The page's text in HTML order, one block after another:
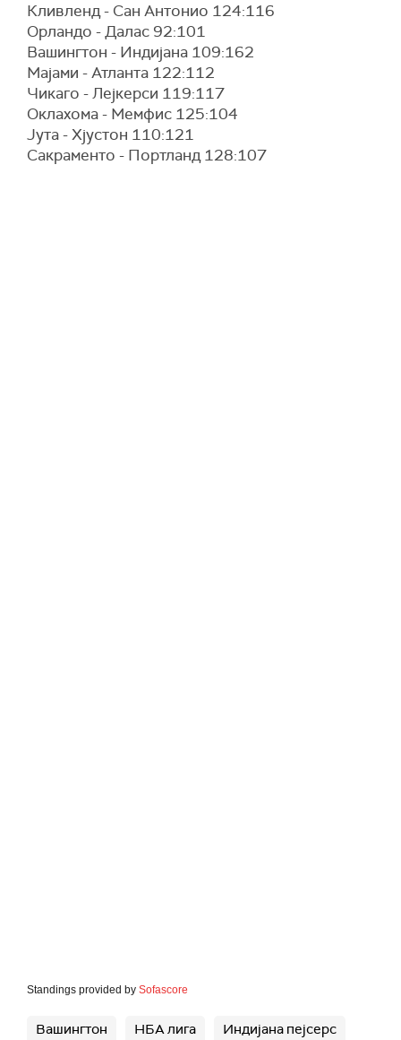
Кливленд - Сан Антонио 124:116
Орландо - Далас 92:101
Вашингтон - Индијана 109:162
Мајами - Атланта 122:112
Чикаго - Лејкерси 119:117
Оклахома - Мемфис 125:104
Јута - Хјустон 110:121
Сакраменто - Портланд 128:107
Standings provided by Sofascore
Вашингтон НБА лига Индијана пејсерс